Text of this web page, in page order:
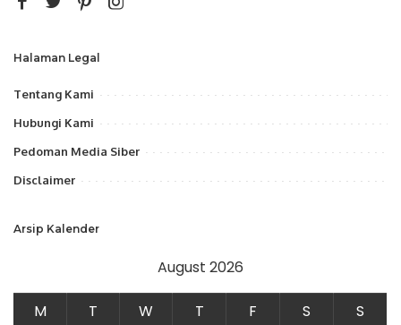
Halaman Legal
Tentang Kami
Hubungi Kami
Pedoman Media Siber
Disclaimer
Arsip Kalender
August 2026
M T W T F S
S